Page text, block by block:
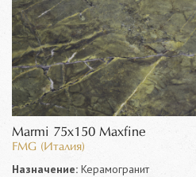
Marmi 75x150 Maxfine
FMG (Италия)
Назначение: Керамогранит